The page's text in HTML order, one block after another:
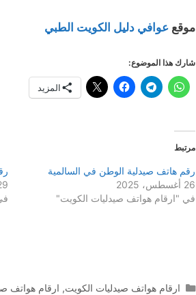
موقع عوافي دليل الكويت الطبي
شارك هذا الموضوع:
المزيد
مرتبط
رقم هاتف صيدلية الوطن في السالمية
26 أغسطس، 2025
في "ارقام هواتف صيدليات الكويت"
29
التصنيفات
ارقام هواتف صيدليات الكويت, ارقام هواتف